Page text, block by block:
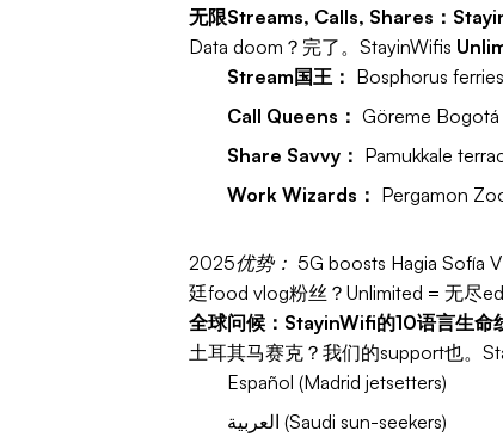
无限Streams, Calls, Shares：
Data doom？完了。StayinWifis
Stream国王： Bosphorus
Call Queens： Göreme Bogotá
Share Savvy： Pamukkale
Work Wizards： Pergamon
2025优势： 5G boosts Hagia Sofía
廷food vlog粉丝？Unlimited = 无尽
全球问候：StayinWifi的10语言生命
土耳其马赛克？我们的support也。
Español (Madrid jetsetters)
العربية (Saudi sun-seekers)